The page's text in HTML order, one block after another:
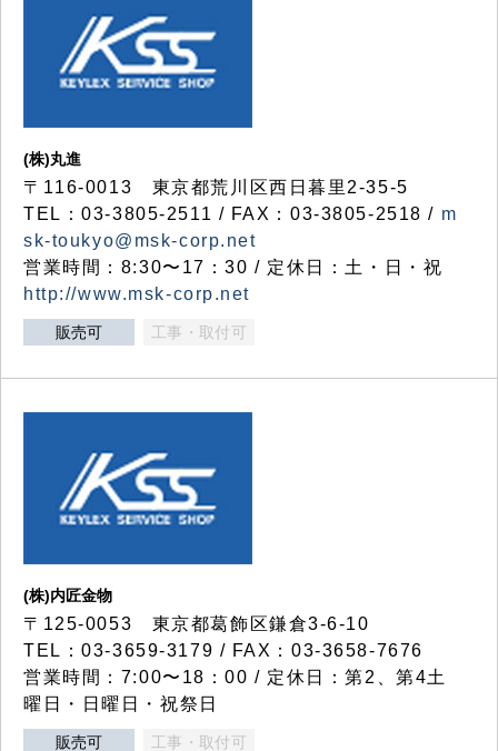
(株)丸進
〒116-0013 東京都荒川区西日暮里2-35-5
TEL：03-3805-2511 / FAX：03-3805-2518 / m
sk-toukyo@msk-corp.net
営業時間：8:30〜17：30 / 定休日：土・日・祝
http://www.msk-corp.net
販売可 工事・取付可
(株)内匠金物
〒125-0053 東京都葛飾区鎌倉3-6-10
TEL：03-3659-3179 / FAX：03-3658-7676
営業時間：7:00〜18：00 / 定休日：第2、第4土
曜日・日曜日・祝祭日
販売可 工事・取付可